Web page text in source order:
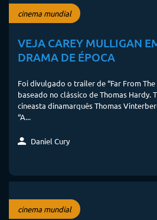
cinema mundial
VEJA CAREY MULLIGAN
DRAMA DE ÉPOCA
Foi divulgado o trailer de “Far From
baseado no clássico de Thomas Hardy.
cineasta dinamarquês Thomas
“A...
Daniel Cury
cinema mundial